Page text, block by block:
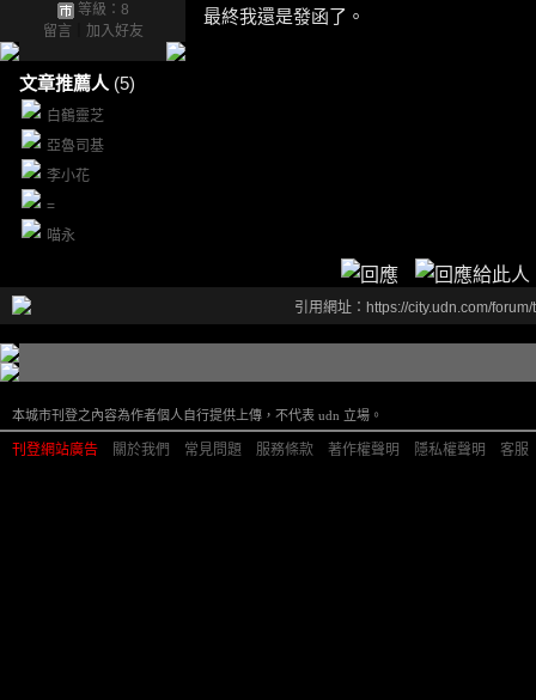
等級：8
留言
加入好友
文章推薦人 (5)
白鶴靈芝
亞魯司基
李小花
=
喵永
最終我還是發函了。
引用網址：https://city.udn.com/
本城市刊登之內容為作者個人自行提供上傳，不代表 udn 立場。
刊登網站廣告 關於我們 常見問題 服務條款 著作權聲明 隱私權聲明 客服